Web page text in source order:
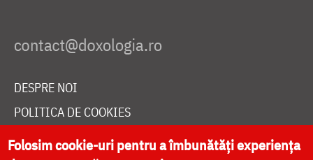
DESPRE NOI
POLITICA DE COOKIES
DONEAZĂ ONLINE PENTRU CATEDRALA NAȚIONALĂ
Folosim cookie-uri pentru a îmbunătăți experiența